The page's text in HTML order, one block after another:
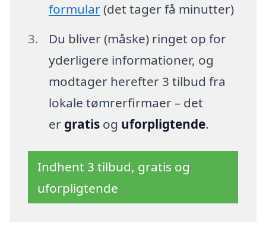
formular(det tager få minutter)
Du bliver (måske) ringet op for
yderligere informationer, og
modtager herefter 3 tilbud fra
lokale tømrerfirmaer – det
er gratisog uforpligtende.
Indhent 3 tilbud, gratis og
uforpligtende